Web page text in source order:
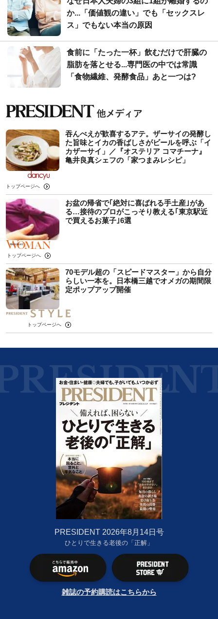
か...「価値観の違い」でも「セックスレ
ス」でもない本当の原因
食前に「たった一杯」飲むだけで肝臓の
脂肪を落とせる...専門医の中では常識
「食物繊維、発酵食品」あと一つは?
吞んべえが歓喜するアテ。ザーサイの発酵し
た旨味とイカの香ばしさがビールを呼ぶ「イ
カザーサイ」／『オステリア コマチーナ』
⻲井良真シェフの「家つまみレシピ」
トップページへ
お盆の帰省で｢絶対に喜ばれる手土産｣があ
る…接待のプロがこっそり教える｢東京駅近
で買えるお菓子｣6選
トップページへ
70モデル超の「スピードマスター」から自分
らしい一本を。日本橋三越でオメガの期間限
定ポップアップ開催
トップページへ
PRESIDENT 2026年8月14日号
ひとりで生きる老後の「正解」
雑誌の予約購読はこちらから